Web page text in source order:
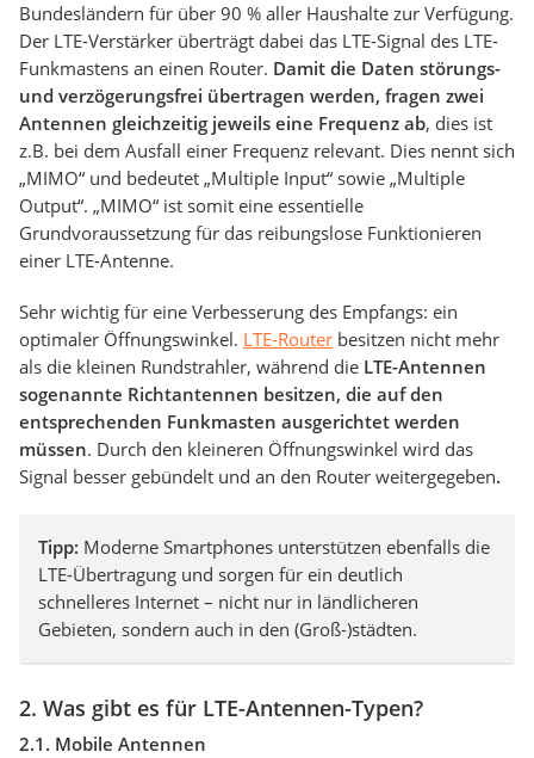
Bundesländern für über 90 % aller Haushalte zur Verfügung.
Der LTE-Verstärker überträgt dabei das LTE-Signal des LTE-
Funkmastens an einen Router. Damit die Daten störungs-
und verzögerungsfrei übertragen werden, fragen zwei
Antennen gleichzeitig jeweils eine Frequenz ab, dies ist
z.B. bei dem Ausfall einer Frequenz relevant. Dies nennt sich
„MIMO“ und bedeutet „Multiple Input“ sowie „Multiple
Output“. „MIMO“ ist somit eine essentielle
Grundvoraussetzung für das reibungslose Funktionieren
einer LTE-Antenne.
Sehr wichtig für eine Verbesserung des Empfangs: ein
optimaler Öffnungswinkel. LTE-Router besitzen nicht mehr
als die kleinen Rundstrahler, während die LTE-Antennen
sogenannte Richtantennen besitzen, die auf den
entsprechenden Funkmasten ausgerichtet werden
müssen. Durch den kleineren Öffnungswinkel wird das
Signal besser gebündelt und an den Router weitergegeben.
Tipp: Moderne Smartphones unterstützen ebenfalls die
LTE-Übertragung und sorgen für ein deutlich
schnelleres Internet – nicht nur in ländlicheren
Gebieten, sondern auch in den (Groß-)städten.
2. Was gibt es für LTE-Antennen-Typen?
2.1. Mobile Antennen